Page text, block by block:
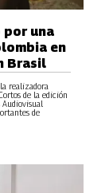
realizadora
de la edición
de
una
en
Brasil